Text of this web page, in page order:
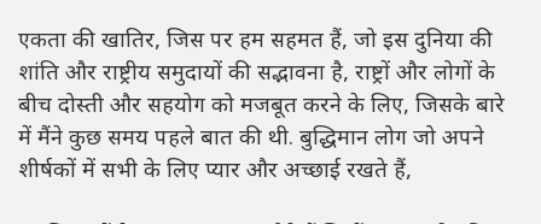
एकता की खातिर, जिस पर हम सहमत हैं, जो इस दुनिया की
शांति और राष्ट्रीय समुदायों की सद्भावना है, राष्ट्रों और लोगों के
बीच दोस्ती और सहयोग को मजबूत करने के लिए, जिसके बारे
में मैंने कुछ समय पहले बात की थी. बुद्धिमान लोग जो अपने
शीर्षकों में सभी के लिए प्यार और अच्छाई रखते हैं,